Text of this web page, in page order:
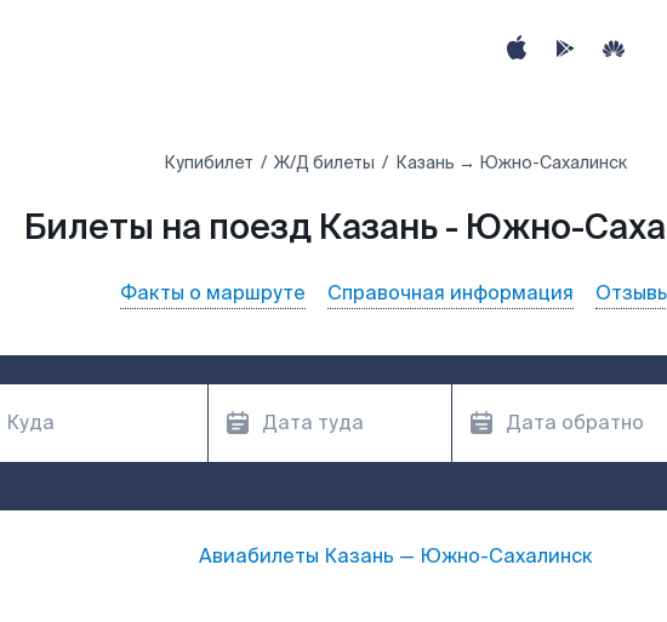
Купибилет Ж/Д билеты Казань → Южно-Сахалинск
Билеты на поезд Казань - Южно-
Факты о маршруте Справочная информация
Авиабилеты Казань — Южно-Сахалинск